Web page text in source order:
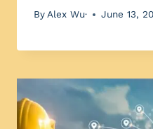
ByAlex Wu· June 13,